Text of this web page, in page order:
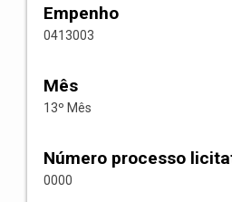
Empenho
0413003
Mês
13º Mês
Número processo
0000